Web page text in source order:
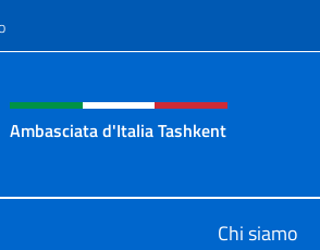
sito, social e
Ambasciata d'Italia Tashkent
Chi siamo